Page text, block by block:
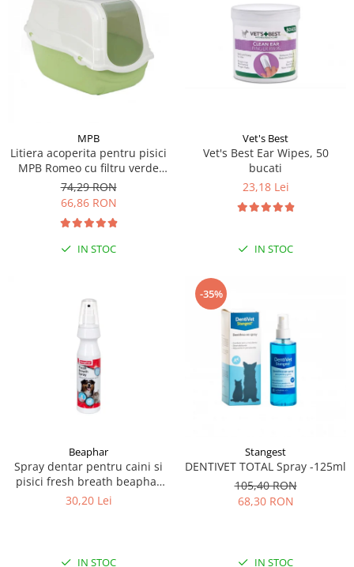
MPB
Litiera acoperita pentru pisici
MPB Romeo cu filtru verde
57x39x41(h)cm
74,29 RON
66,86 RON
IN STOC
Vet's Best
Vet's Best Ear Wipes, 50
bucati
23,18 Lei
IN STOC
Beaphar
Spray dentar pentru caini si
pisici fresh breath beaphar
150ml
30,20 Lei
IN STOC
-35%
Stangest
DENTIVET TOTAL Spray -125ml
105,40 RON
68,30 RON
IN STOC